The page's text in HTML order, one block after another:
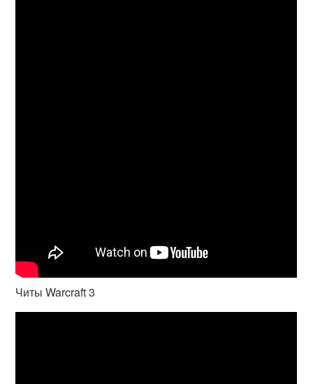
Читы Warcraft 3